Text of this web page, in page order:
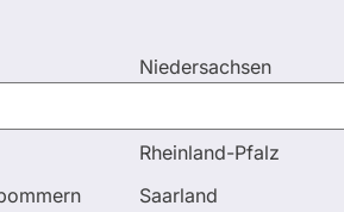
Niedersachsen
Rheinland-Pfalz
Saarland